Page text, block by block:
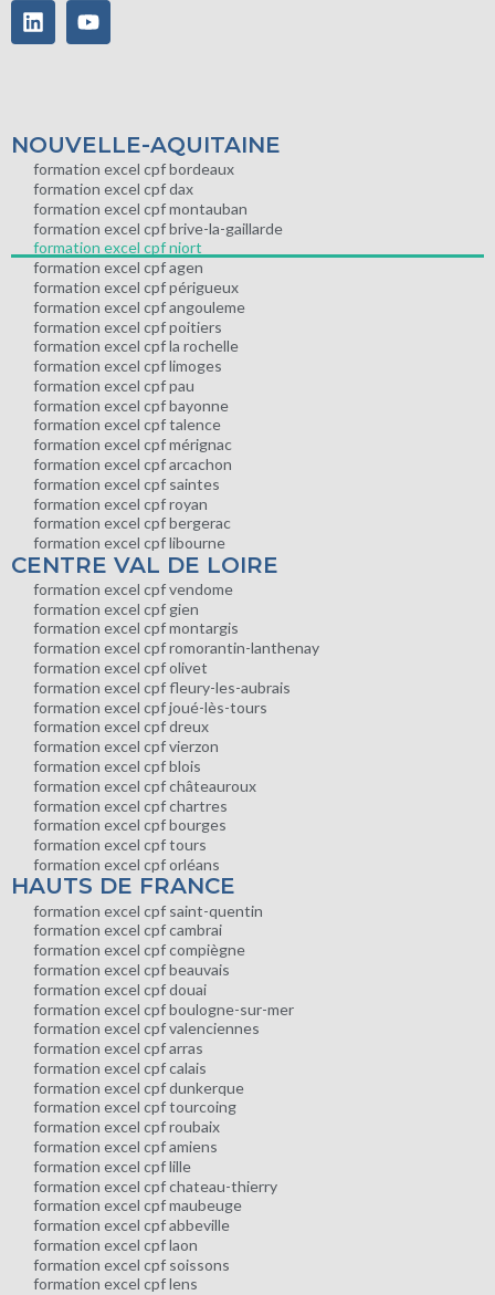
NOUVELLE-AQUITAINE
formation excel cpf bordeaux
formation excel cpf dax
formation excel cpf montauban
formation excel cpf brive-la-gaillarde
formation excel cpf niort
formation excel cpf agen
formation excel cpf périgueux
formation excel cpf angouleme
formation excel cpf poitiers
formation excel cpf la rochelle
formation excel cpf limoges
formation excel cpf pau
formation excel cpf bayonne
formation excel cpf talence
formation excel cpf mérignac
formation excel cpf arcachon
formation excel cpf saintes
formation excel cpf royan
formation excel cpf bergerac
formation excel cpf libourne
CENTRE VAL DE LOIRE
formation excel cpf vendome
formation excel cpf gien
formation excel cpf montargis
formation excel cpf romorantin-lanthenay
formation excel cpf olivet
formation excel cpf fleury-les-aubrais
formation excel cpf joué-lès-tours
formation excel cpf dreux
formation excel cpf vierzon
formation excel cpf blois
formation excel cpf châteauroux
formation excel cpf chartres
formation excel cpf bourges
formation excel cpf tours
formation excel cpf orléans
HAUTS DE FRANCE
formation excel cpf saint-quentin
formation excel cpf cambrai
formation excel cpf compiègne
formation excel cpf beauvais
formation excel cpf douai
formation excel cpf boulogne-sur-mer
formation excel cpf valenciennes
formation excel cpf arras
formation excel cpf calais
formation excel cpf dunkerque
formation excel cpf tourcoing
formation excel cpf roubaix
formation excel cpf amiens
formation excel cpf lille
formation excel cpf chateau-thierry
formation excel cpf maubeuge
formation excel cpf abbeville
formation excel cpf laon
formation excel cpf soissons
formation excel cpf lens